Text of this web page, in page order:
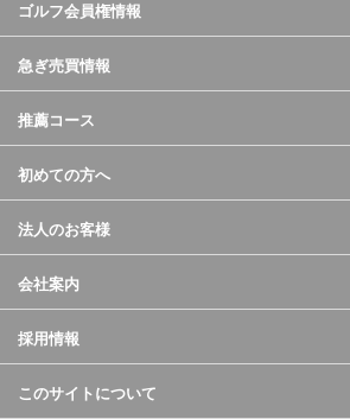
コースレート７２以上の主なゴルフ場
クラブハウスが好評なコース
ゴルフ会員権情報
急ぎ売買情報
推薦コース
初めての方へ
法人のお客様
会社案内
採用情報
このサイトについて